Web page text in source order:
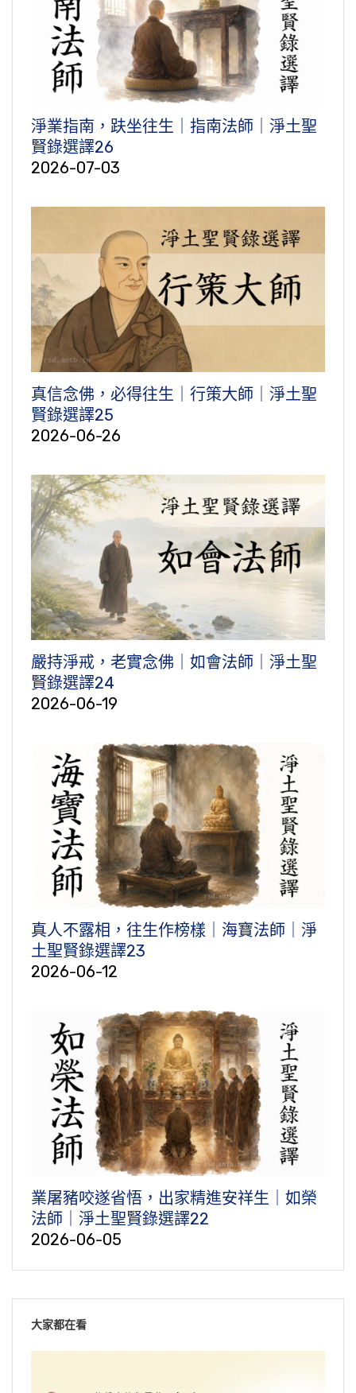
淨業指南，趺坐往生｜指南法師｜淨土聖
賢錄選譯26
2026-07-03
真信念佛，必得往生｜行策大師｜淨土聖
賢錄選譯25
2026-06-26
嚴持淨戒，老實念佛｜如會法師｜淨土聖
賢錄選譯24
2026-06-19
真人不露相，往生作榜樣｜海寶法師｜淨
土聖賢錄選譯23
2026-06-12
業屠豬咬遂省悟，出家精進安祥生｜如榮
法師｜淨土聖賢錄選譯22
2026-06-05
大家都在看